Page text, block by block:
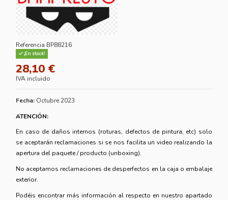
Referencia BP88216
¡En stock!
28,10 €
IVA incluido
Fecha: Octubre 2023
ATENCIÓN:
En caso de daños internos (roturas, defectos de pintura, etc) solo
se aceptarán reclamaciones si se nos facilita un video realizando la
apertura del paquete / producto (unboxing).
No aceptamos reclamaciones de desperfectos en la caja o embalaje
exterior.
Podéis encontrar más información al respecto en nuestro apartado